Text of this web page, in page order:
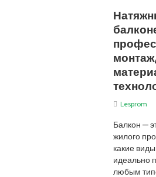
Lesprom
Балкон —
жилого
какие
идеально
любым